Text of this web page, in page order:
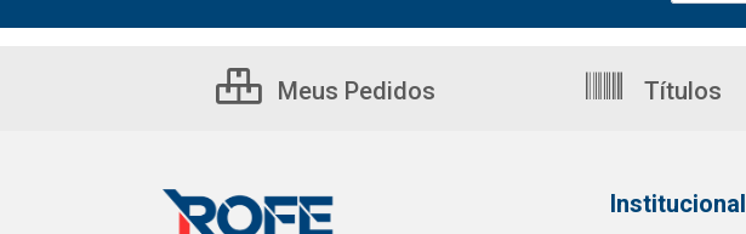
Meus Pedidos Títulos
Institucional